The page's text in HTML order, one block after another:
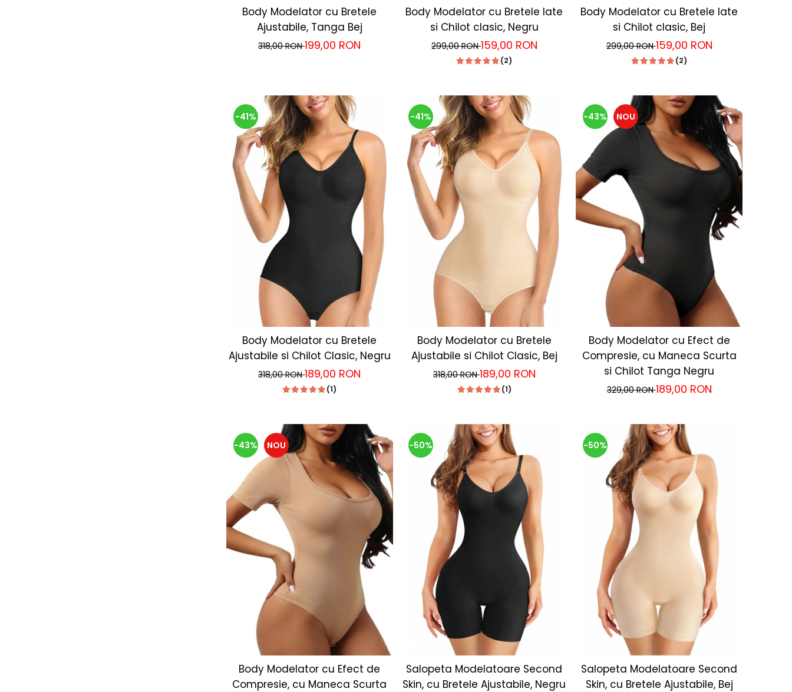
Body Modelator cu Bretele
Ajustabile, Tanga Bej
318,00 RON199,00 RON
Body Modelator cu Bretele late
si Chilot clasic, Negru
299,00 RON159,00 RON
(2)
Body Modelator cu Bretele late
si Chilot clasic, Bej
299,00 RON159,00 RON
(2)
-41%
Body Modelator cu Bretele
Ajustabile si Chilot Clasic, Negru
318,00 RON189,00 RON
(1)
-41%
Body Modelator cu Bretele
Ajustabile si Chilot Clasic, Bej
318,00 RON189,00 RON
(1)
-43% NOU
Body Modelator cu Efect de
Compresie, cu Maneca Scurta
si Chilot Tanga Negru
329,00 RON189,00 RON
-43% NOU
Body Modelator cu Efect de
Compresie, cu Maneca Scurta
-50%
Salopeta Modelatoare Second
Skin, cu Bretele Ajustabile, Negru
-50%
Salopeta Modelatoare Second
Skin, cu Bretele Ajustabile, Bej